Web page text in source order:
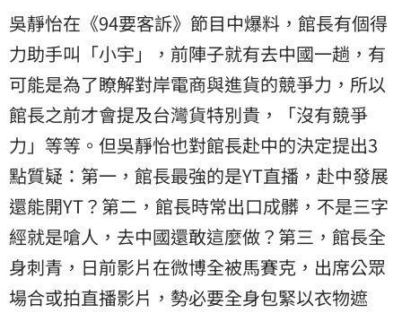
吳靜怡在《94要客訴》節目中爆料，館長有個得
力助手叫「小宇」，前陣子就有去中國一趟，有
可能是為了瞭解對岸電商與進貨的競爭力，所以
館長之前才會提及台灣貨特別貴，「沒有競爭
力」等等。但吳靜怡也對館長赴中的決定提出3
點質疑：第一，館長最強的是YT直播，赴中發展
還能開YT？第二，館長時常出口成髒，不是三字
經就是嗆人，去中國還敢這麼做？第三，館長全
身刺青，日前影片在微博全被馬賽克，出席公眾
場合或拍直播影片，勢必要全身包緊以衣物遮